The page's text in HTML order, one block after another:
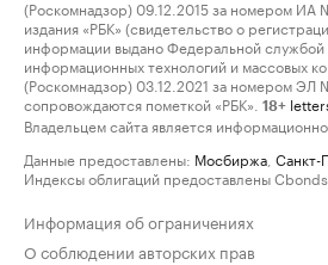
(Роскомнадзор) 09.12.2015 за номером
издания «РБК» (свидетельство о
информации выдано Федеральной службой
информационных технологий и массовых
(Роскомнадзор) 03.12.2021 за номером
сопровождаются пометкой «РБК».
18+
Владельцем сайта является
Данные предоставлены: Мосбиржа Санкт-
Индексы облигаций предоставлены Cbonds.
Информация об ограничениях
О соблюдении авторских прав